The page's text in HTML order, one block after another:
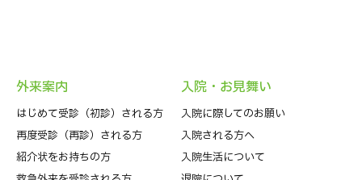
外来案内
はじめて受診（初診）される⽅
再度受診（再診）される方
紹介状をお持ちの⽅
⼊院・お⾒舞い
入院に際してのお願い
入院される方へ
入院生活について